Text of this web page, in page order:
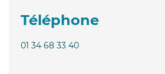
Téléphone
01 34 68 33 40